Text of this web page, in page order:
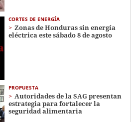
CORTES DE ENERGÍA
Zonas de Honduras sin energía
eléctrica este sábado 8 de agosto
PROPUESTA
Autoridades de la SAG presentan
estrategia para fortalecer la
seguridad alimentaria